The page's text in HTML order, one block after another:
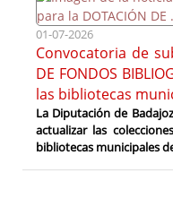
01-07-2026
Convocatoria de
DE FONDOS
las bibliotecas
La Diputación de
actualizar las
bibliotecas municipales